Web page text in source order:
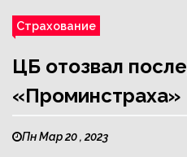
Страхование
ЦБ отозвал
«Проминстраха»
Пн Мар 20 , 2023